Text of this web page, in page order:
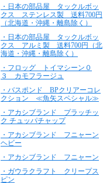
・日本の部品屋 タックルボッ
クス ステンレス製 送料700円
（北海道・沖縄・離島除く）
・日本の部品屋 タックルボッ
クス アルミ製 送料700円（北
海道・沖縄・離島除く）
・フロッグ トイマシーン０
３ カモフラージュ
・バスポンド BPクリアーコレ
クション ≪魚矢スペシャル≫
・アカシブランド プラッチッ
ク チュッパチャップ
・アカシブランド フニャーン
ヘビー
・アカシブランド フニャーン
・ガウラクラフト クリープス
ピン